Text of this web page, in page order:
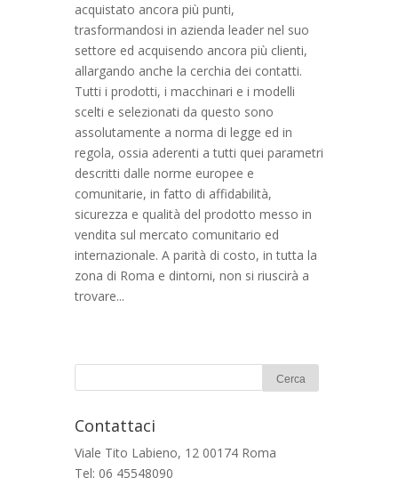
acquistato ancora più punti,
trasformandosi in azienda leader nel suo
settore ed acquisendo ancora più clienti,
allargando anche la cerchia dei contatti.
Tutti i prodotti, i macchinari e i modelli
scelti e selezionati da questo sono
assolutamente a norma di legge ed in
regola, ossia aderenti a tutti quei parametri
descritti dalle norme europee e
comunitarie, in fatto di affidabilità,
sicurezza e qualità del prodotto messo in
vendita sul mercato comunitario ed
internazionale. A parità di costo, in tutta la
zona di Roma e dintorni, non si riuscirà a
trovare...
Contattaci
Viale Tito Labieno, 12 00174 Roma
Tel: 06 45548090